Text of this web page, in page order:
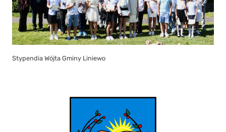
Stypendia Wójta Gminy Liniewo